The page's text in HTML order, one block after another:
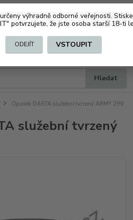
výhradně odborné veřejnosti.
potvrzujete, že jste osoba starší 18-ti
ODEJÍT VSTOUPIT
CZK
Hledat
0ks
za0 Kč
Opasek DASTA služební tvrzený ARMY 299
služební tvrzený